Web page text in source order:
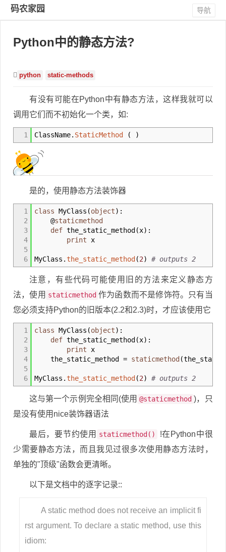
码农家园 导航
Python中的静态方法?
python static-methods
有没有可能在Python中有静态方法，这样我就可以
调用它们而不初始化一个类，如:
1 ClassName. StaticMethod ( )
是的，使用静态方法装饰器
1
2
3
4
5
6
class MyClass (object) :
@staticmethod
def the_static_method (x) :
print x
MyClass.the_static_method (2) # outputs 2
注意，有些代码可能使用旧的方法来定义静态方
法，使用 staticmethod 作为函数而不是修饰符。只有当
您必须支持Python的旧版本(2.2和2.3)时，才应该使用它
1
2
3
4
5
6
class MyClass (object) :
def the_static_method (x) :
print x
the_static_method = staticmethod (
MyClass.the_static_method (2) # outputs 2
这与第一个示例完全相同(使用 @staticmethod )，只
是没有使用nice装饰器语法
最后，要节约使用 staticmethod()
!在Python中很
少需要静态方法，而且我见过很多次使用静态方法时，
单独的"顶级"函数会更清晰。
以下是文档中的逐字记录::
A static method does not receive an implicit fi
rst argument. To declare a static method, use this
idiom: